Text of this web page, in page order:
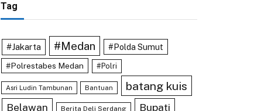
Tag
#Jakarta #Medan #Polda Sumut
#Polrestabes Medan #Polri
Asri Ludin Tambunan Bantuan batang kuis
Belawan Berita Deli Serdang Bupati